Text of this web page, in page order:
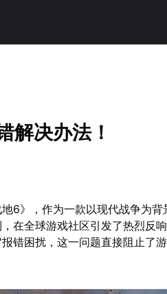
解决办法！
6》，作为一款以现代战争为
在全球游戏社区引发了热烈反
错困扰，这一问题直接阻止了